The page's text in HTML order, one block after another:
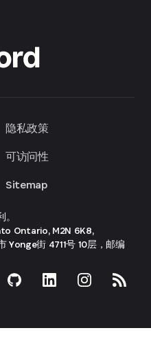
隐私政策
可访问性
Sitemap
Ontario, M2N 6K8,
Yonge街 4711号 10层，邮编